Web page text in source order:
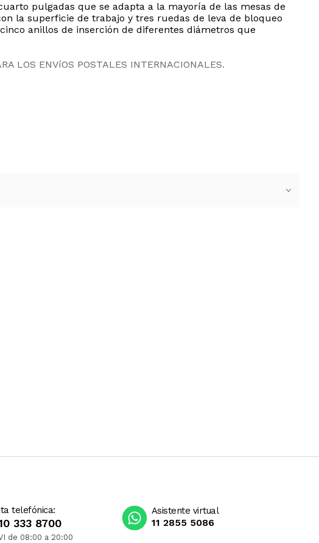
pulgadas que se adapta a la mayoría de las mesas de
la superficie de trabajo y tres ruedas de leva de bloqueo
anillos de inserción de diferentes diámetros que
LOS ENVíOS POSTALES INTERNACIONALES.
telefónica:
333 8700
de 08:00 a 20:00
Asistente virtual
11 2855 5086